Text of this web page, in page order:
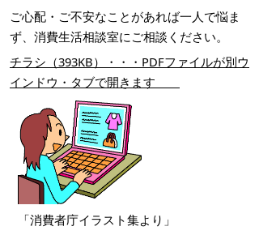
ご心配・ご不安なことがあれば一人で悩ま
ず、消費生活相談室にご相談ください。
チラシ（393KB）・・・PDFファイルが別ウ
インドウ・タブで開きます
「消費者庁イラスト集より」